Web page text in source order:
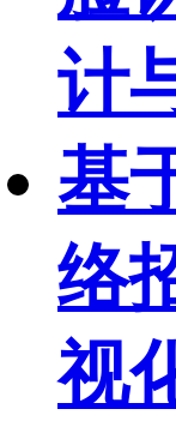
计
基
络
视